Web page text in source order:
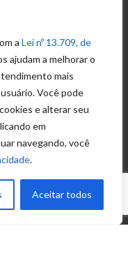
a Lei nº 13.709, de
ajudam a melhorar o
mais
Você pode
e alterar seu
em
navegando, você
.
Aceitar todos